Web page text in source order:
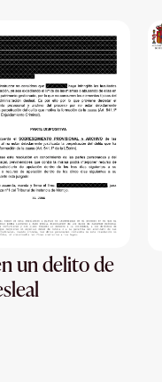
un delito de